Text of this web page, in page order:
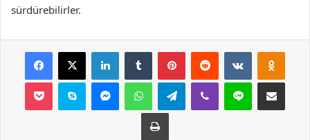
sürdürebilirler.
Facebook
X LinkedInTumblr PinterestReddit VKontakte
Pocket Skype MessengerWhatsAppTelegramViber Line E-Posta ile
Yazdır